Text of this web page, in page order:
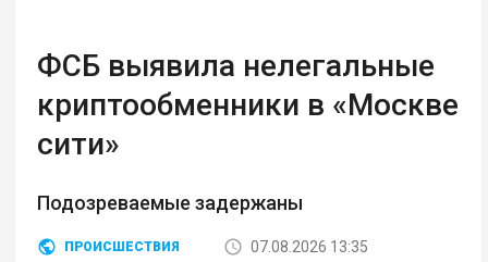
ФСБ выявила нелегальные
криптообменники в «Москве
сити»
Подозреваемые задержаны
ПРОИСШЕСТВИЯ
07.08.2026 13:35